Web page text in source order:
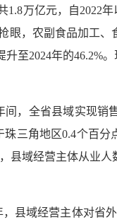
万亿元，自2022
，农副食品加工
至2024年的46.2%
，全省县域实现销
三角地区0.4个百
域经营主体从业
县域经营主体对省